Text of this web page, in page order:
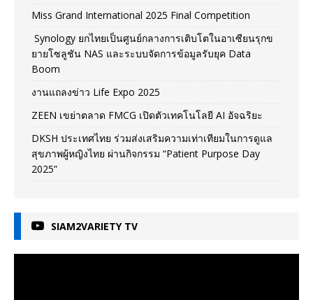
Miss Grand International 2025 Final Competition
Synology ยกไทยเป็นศูนย์กลางการเติบโตในอาเซียนรุกข
ยายโซลูชัน NAS และระบบจัดการข้อมูลรับยุค Data
Boom
งานแถลงข่าว Life Expo 2025
ZEEN เขย่าตลาด FMCG เปิดตัวเทคโนโลยี AI อัจฉริยะ
DKSH ประเทศไทย ร่วมส่งเสริมความเท่าเทียมในการดูแล
สุขภาพผู้หญิงไทย ผ่านกิจกรรม “Patient Purpose Day
2025”
SIAM2VARIETY TV